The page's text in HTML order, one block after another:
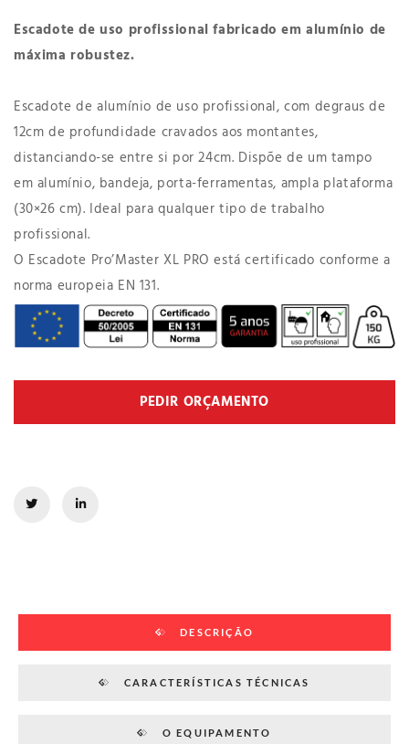
Escadote de uso profissional fabricado em alumínio de
máxima robustez.
Escadote de alumínio de uso profissional, com degraus de
12cm de profundidade cravados aos montantes,
distanciando-se entre si por 24cm. Dispõe de um tampo
em alumínio, bandeja, porta-ferramentas, ampla plataforma
(30×26 cm). Ideal para qualquer tipo de trabalho
profissional.
O Escadote Pro’Master XL PRO está certificado conforme a
norma europeia EN 131.
PEDIR ORÇAMENTO
DESCRIÇÃO
CARACTERÍSTICAS TÉCNICAS
O EQUIPAMENTO